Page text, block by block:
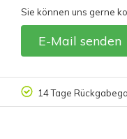
Sie können uns gerne
E-Mail senden
14 Tage